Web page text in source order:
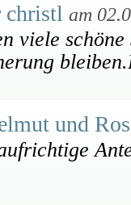
christl am
viele
und